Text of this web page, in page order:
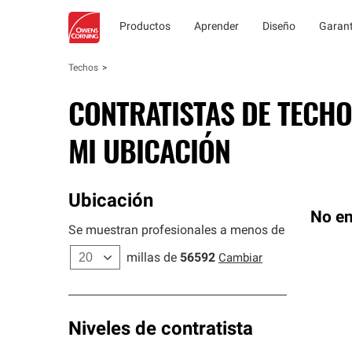
Productos Aprender Diseño
Techos
CONTRATISTAS DE
MI UBICACIÓN
Ubicación
Se muestran profesionales a menos de
millas de 56592 Cambiar
Niveles de contratista
No